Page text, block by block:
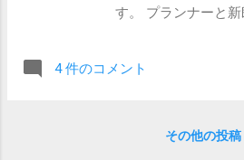
す。 プランナーと
ー冥利に尽きるで
4 件のコメント
その他の投稿